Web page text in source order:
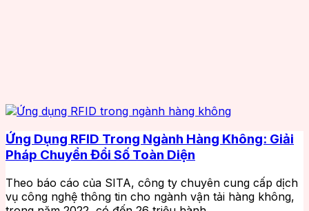
Ứng Dụng RFID Trong Ngành Hàng Không: Giải
Pháp Chuyển Đổi Số Toàn Diện
Theo báo cáo của SITA, công ty chuyên cung cấp dịch
vụ công nghệ thông tin cho ngành vận tải hàng không,